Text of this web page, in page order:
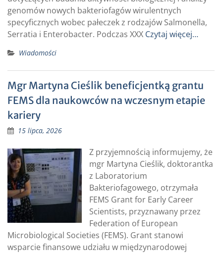
genomów nowych bakteriofagów wirulentnych
specyficznych wobec pałeczek z rodzajów Salmonella,
Serratia i Enterobacter. Podczas XXX Czytaj więcej…
Wiadomości
Mgr Martyna Cieślik beneficjentką grantu
FEMS dla naukowców na wczesnym etapie
kariery
15 lipca, 2026
Z przyjemnością informujemy, że
mgr Martyna Cieślik, doktorantka
z Laboratorium
Bakteriofagowego, otrzymała
FEMS Grant for Early Career
Scientists, przyznawany przez
Federation of European
Microbiological Societies (FEMS). Grant stanowi
wsparcie finansowe udziału w międzynarodowej